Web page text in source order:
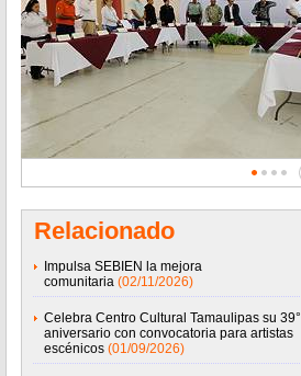
Relacionado
Impulsa SEBIEN la mejora
comunitaria (02/11/2026)
Celebra Centro Cultural Tamaulipas su 39°
aniversario con convocatoria para artistas
escénicos (01/09/2026)